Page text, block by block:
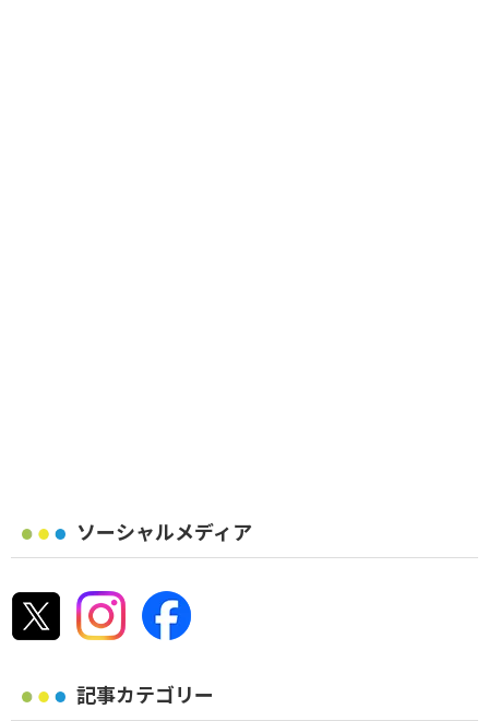
ソーシャルメディア
記事カテゴリー